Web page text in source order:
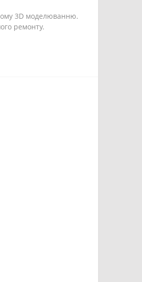
3D моделюванню.
ремонту.